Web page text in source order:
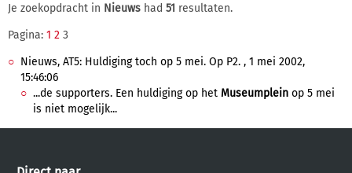
Je zoekopdracht in Nieuws had 51 resultaten.
Pagina: 1 2 3
Nieuws, AT5: Huldiging toch op 5 mei. Op P2. , 1 mei 2002,
15:46:06
...de supporters. Een huldiging op het Museumplein op 5 mei
is niet mogelijk...